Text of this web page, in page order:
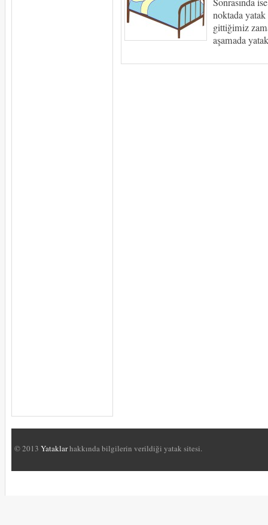
noktada
gittiğimiz
aşamada
© 2013 Yataklarhakkında bilgilerin verildiği yatak sitesi.